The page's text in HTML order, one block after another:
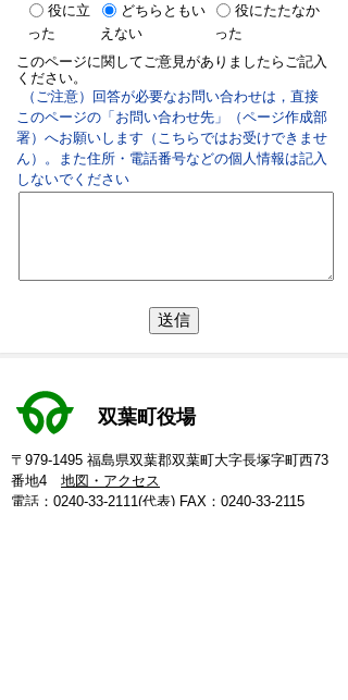
役に立
った
どちらともい
えない
役にたたなか
った
このページに関してご意見がありましたらご記入
ください。
（ご注意）回答が必要なお問い合わせは，直接
このページの「お問い合わせ先」（ページ作成部
署）へお願いします（こちらではお受けできませ
ん）。また住所・電話番号などの個人情報は記入
しないでください
双葉町役場
〒979-1495 福島県双葉郡双葉町大字長塚字町西73
番地4 地図・アクセス
電話： 0240-33-2111(代表) FAX：0240-33-2115